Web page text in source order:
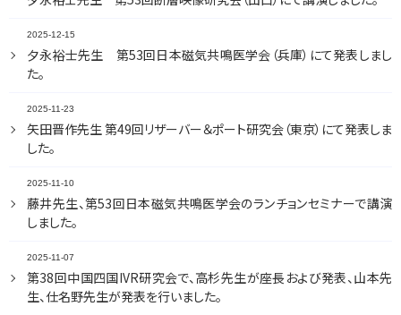
2025-12-15
夕永裕士先生 第53回日本磁気共鳴医学会（兵庫）にて発表しまし
た。
2025-11-23
矢田晋作先生 第49回リザーバー＆ポート研究会（東京）にて発表しま
した。
2025-11-10
藤井先生、第53回日本磁気共鳴医学会のランチョンセミナーで講演
しました。
2025-11-07
第38回中国四国IVR研究会で、高杉先生が座長および発表、山本先
生、仕名野先生が発表を行いました。